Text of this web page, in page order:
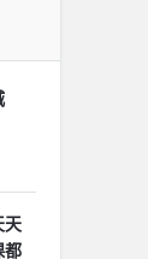
天
都